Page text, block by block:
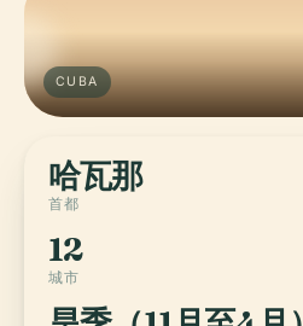
CUBA
哈瓦那
首都
12
城市